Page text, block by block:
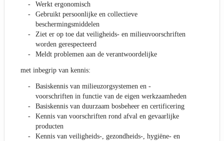
Werkt ergonomisch
Gebruikt persoonlijke en collectieve
beschermingsmiddelen
Ziet er op toe dat veiligheids- en milieuvoorschriften
worden gerespecteerd
Meldt problemen aan de verantwoordelijke
met inbegrip van kennis:
Basiskennis van milieuzorgsystemen en -
voorschriften in functie van de eigen werkzaamheden
Basiskennis van duurzaam bosbeheer en certificering
Kennis van voorschriften rond afval en gevaarlijke
producten
Kennis van veiligheids-, gezondheids-, hygiëne- en